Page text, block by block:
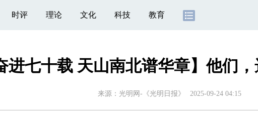
时评 理论 文化 科技 教育
进七十载 天山南北谱华章】他们
来源： 光明网-《光明日报》 2025-09-24 04:15